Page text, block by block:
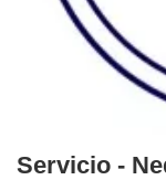
Servicio -